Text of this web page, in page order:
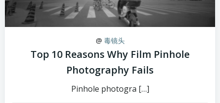
@ 毒镜头
Top 10 Reasons Why Film Pinhole
Photography Fails
Pinhole photogra […]